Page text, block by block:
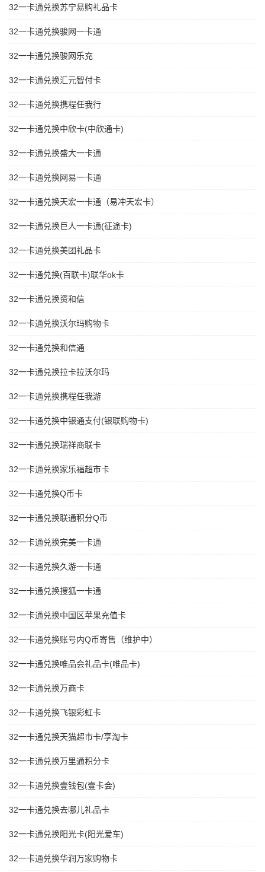
32一卡通兑换苏宁易购礼品卡
32一卡通兑换骏网一卡通
32一卡通兑换骏网乐充
32一卡通兑换汇元智付卡
32一卡通兑换携程任我行
32一卡通兑换中欣卡(中欣通卡)
32一卡通兑换盛大一卡通
32一卡通兑换网易一卡通
32一卡通兑换天宏一卡通（易冲天宏卡）
32一卡通兑换巨人一卡通(征途卡)
32一卡通兑换美团礼品卡
32一卡通兑换(百联卡)联华ok卡
32一卡通兑换资和信
32一卡通兑换沃尔玛购物卡
32一卡通兑换和信通
32一卡通兑换拉卡拉沃尔玛
32一卡通兑换携程任我游
32一卡通兑换中银通支付(银联购物卡)
32一卡通兑换瑞祥商联卡
32一卡通兑换家乐福超市卡
32一卡通兑换Q币卡
32一卡通兑换联通积分Q币
32一卡通兑换完美一卡通
32一卡通兑换久游一卡通
32一卡通兑换搜狐一卡通
32一卡通兑换中国区苹果充值卡
32一卡通兑换账号内Q币寄售（维护中）
32一卡通兑换唯品会礼品卡(唯品卡)
32一卡通兑换万商卡
32一卡通兑换飞银彩虹卡
32一卡通兑换天猫超市卡/享淘卡
32一卡通兑换万里通积分卡
32一卡通兑换壹钱包(壹卡会)
32一卡通兑换去哪儿礼品卡
32一卡通兑换阳光卡(阳光爱车)
32一卡通兑换华润万家购物卡